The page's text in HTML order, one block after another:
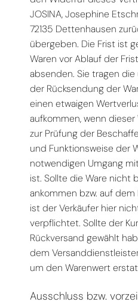
JOSINA, Josephine
72135 Dettenhausen
übergeben. Die Frist ist
Waren vor Ablauf der
absenden. Sie tragen
der Rücksendung der
einen etwaigen
aufkommen, wenn
zur Prüfung der
und Funktionsweise der
notwendigen Umgang
ist. Sollte die Ware nicht
ankommen bzw. auf
ist der Verkäufer hier
verpflichtet. Sollte der
Rückversand gewählt
dem
um den Warenwert
Ausschluss bzw.